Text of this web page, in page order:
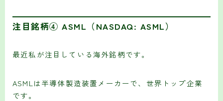
注目銘柄④ ASML（NASDAQ: ASML）
最近私が注目している海外銘柄です。
ASMLは半導体製造装置メーカーで、世界トップ企業
です。